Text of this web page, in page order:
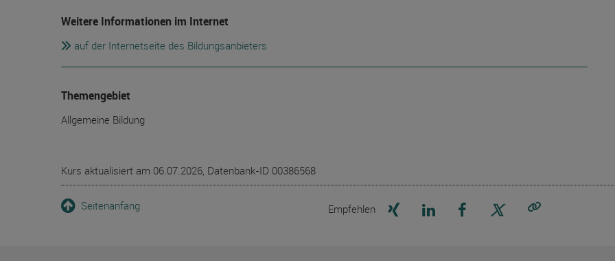
Weitere Informationen im Internet
auf der Internetseite des Bildungsanbieters
Themengebiet
Allgemeine Bildung
Kurs aktualisiert am 06.07.2026, Datenbank-ID 00386568
Seitenanfang Empfehlen Seite auf Xing teilen
Seite auf LinkedIn teilen
Seite auf Facebook teilen
Seite auf X teilen